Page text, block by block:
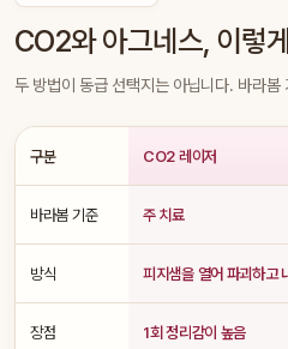
CO2와 아그네스, 이렇
두 방법이 동급 선택지는 아닙니다. 바라
구분 CO2 레이저
바라봄 기준 주 치료
방식 피지샘을 열어 파괴하고
장점 1회 정리감이 높음